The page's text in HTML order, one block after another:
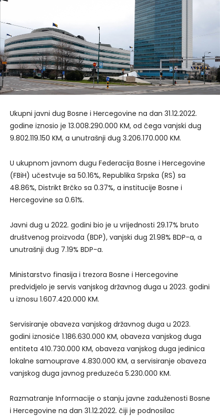
Ukupni javni dug Bosne i Hercegovine na dan 31.12.2022.
godine iznosio je 13.008.290.000 KM, od čega vanjski dug
9.802.119.150 KM, a unutrašnji dug 3.206.170.000 KM.
U ukupnom javnom dugu Federacija Bosne i Hercegovine
(FBiH) učestvuje sa 50.16%, Republika Srpska (RS) sa
48.86%, Distrikt Brčko sa 0.37%, a institucije Bosne i
Hercegovine sa 0.61%.
Javni dug u 2022. godini bio je u vrijednosti 29.17% bruto
društvenog proizvoda (BDP), vanjski dug 21.98% BDP-a, a
unutrašnji dug 7.19% BDP-a.
Ministarstvo finasija i trezora Bosne i Hercegovine
predvidjelo je servis vanjskog državnog duga u 2023. godini
u iznosu 1.607.420.000 KM.
Servisiranje obaveza vanjskog državnog duga u 2023.
godini iznosiće 1.186.630.000 KM, obaveza vanjskog duga
entiteta 410.730.000 KM, obaveza vanjskog duga jedinica
lokalne samouprave 4.830.000 KM, a servisiranje obaveza
vanjskog duga javnog preduzeća 5.230.000 KM.
Razmatranje Informacije o stanju javne zaduženosti Bosne
i Hercegovine na dan 31.12.2022. čiji je podnosilac